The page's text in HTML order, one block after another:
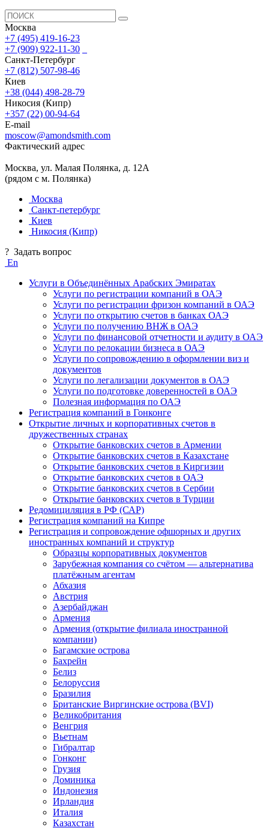
Москва
+7 (495) 419-16-23
+7 (909) 922-11-30
Санкт-Петербург
+7 (812) 507-98-46
Киев
+38 (044) 498-28-79
Никосия (Кипр)
+357 (22) 00-94-64
E-mail
moscow@amondsmith.com
Фактический адрес
Москва, ул. Малая Полянка, д. 12А
(рядом с м. Полянка)
Москва
Санкт-петербург
Киев
Никосия (Кипр)
? Задать вопрос
En
Услуги в Объединённых Арабских Эмиратах
Услуги по регистрации компаний в ОАЭ
Услуги по регистрации фризон компаний в ОАЭ
Услуги по открытию счетов в банках ОАЭ
Услуги по получению ВНЖ в ОАЭ
Услуги по финансовой отчетности и аудиту в ОАЭ
Услуги по релокации бизнеса в ОАЭ
Услуги по сопровождению в оформлении виз и
документов
Услуги по легализации документов в ОАЭ
Услуги по подготовке доверенностей в ОАЭ
Полезная информация по ОАЭ
Регистрация компаний в Гонконге
Открытие личных и корпоративных счетов в
дружественных странах
Открытие банковских счетов в Армении
Открытие банковских счетов в Казахстане
Открытие банковских счетов в Киргизии
Открытие банковских счетов в ОАЭ
Открытие банковских счетов в Сербии
Открытие банковских счетов в Турции
Редомициляция в РФ (САР)
Регистрация компаний на Кипре
Регистрация и сопровождение офшорных и других
иностранных компаний и структур
Образцы корпоративных документов
Зарубежная компания со счётом — альтернатива
платёжным агентам
Абхазия
Австрия
Азербайджан
Армения
Армения (открытие филиала иностранной
компании)
Багамские острова
Бахрейн
Белиз
Белоруссия
Бразилия
Британские Виргинские острова (BVI)
Великобритания
Венгрия
Вьетнам
Гибралтар
Гонконг
Грузия
Доминика
Индонезия
Ирландия
Италия
Казахстан